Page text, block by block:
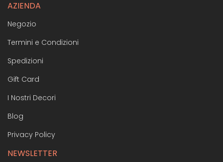
AZIENDA
Negozio
Termini e Condizioni
Spedizioni
Gift Card
I Nostri Decori
Blog
Privacy Policy
NEWSLETTER